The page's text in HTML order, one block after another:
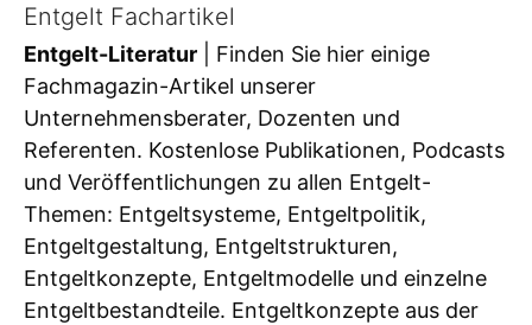
Entgelt Fachartikel
Entgelt-Literatur | Finden Sie hier einige
Fachmagazin-Artikel unserer
Unternehmensberater, Dozenten und
Referenten. Kostenlose Publikationen, Podcasts
und Veröffentlichungen zu allen Entgelt-
Themen: Entgeltsysteme, Entgeltpolitik,
Entgeltgestaltung, Entgeltstrukturen,
Entgeltkonzepte, Entgeltmodelle und einzelne
Entgeltbestandteile. Entgeltkonzepte aus der